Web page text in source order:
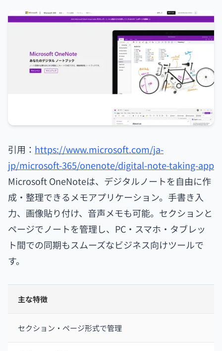
引用： https://www.microsoft.com/ja-
jp/microsoft-365/onenote/digital-note-taking-app
Microsoft OneNoteは、デジタルノートを自由に作
成・整理できるメモアプリケーション。手書き入
力、画像貼り付け、音声メモも可能。セクションと
ページでノートを管理し、PC・スマホ・タブレッ
ト間での同期もスムーズなビジネス向けツールで
す。
主な特徴
セクション・ページ形式で管理